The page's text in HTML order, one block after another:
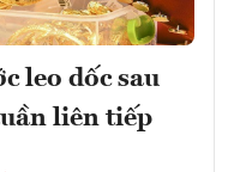
leo dốc sau
liên tiếp